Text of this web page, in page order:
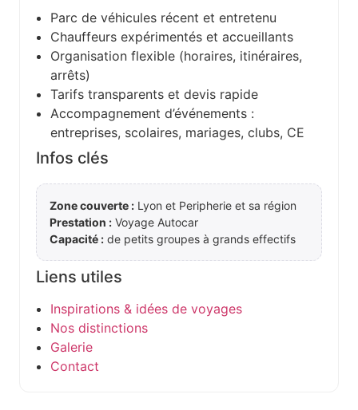
Parc de véhicules récent et entretenu
Chauffeurs expérimentés et accueillants
Organisation flexible (horaires, itinéraires,
arrêts)
Tarifs transparents et devis rapide
Accompagnement d’événements :
entreprises, scolaires, mariages, clubs, CE
Infos clés
Zone couverte : Lyon et Peripherie et sa région
Prestation : Voyage Autocar
Capacité : de petits groupes à grands effectifs
Liens utiles
Inspirations & idées de voyages
Nos distinctions
Galerie
Contact